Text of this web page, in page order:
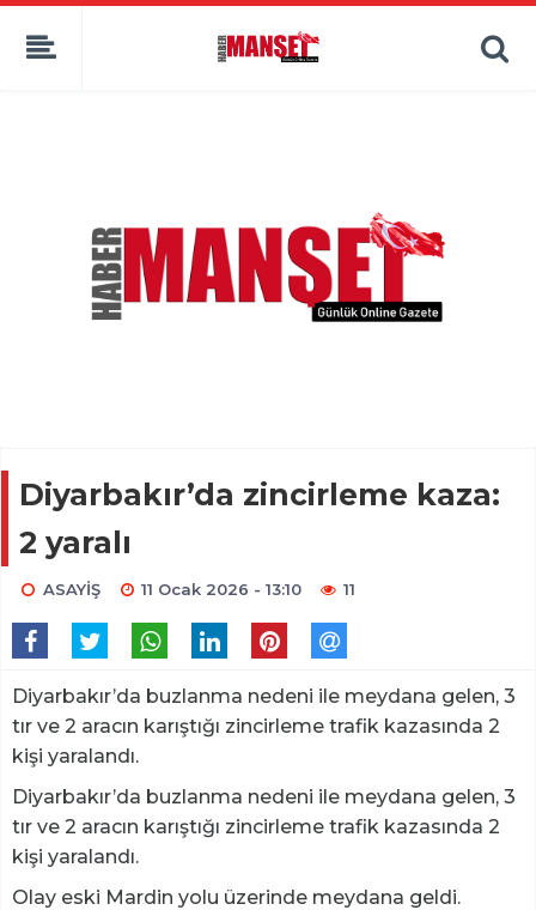
Diyarbakır’da zincirleme kaza:
2 yaralı
ASAYİŞ 11 Ocak 2026 - 13:10 11
Diyarbakır’da buzlanma nedeni ile meydana gelen, 3
tır ve 2 aracın karıştığı zincirleme trafik kazasında 2
kişi yaralandı.
Diyarbakır’da buzlanma nedeni ile meydana gelen, 3
tır ve 2 aracın karıştığı zincirleme trafik kazasında 2
kişi yaralandı.
Olay eski Mardin yolu üzerinde meydana geldi.